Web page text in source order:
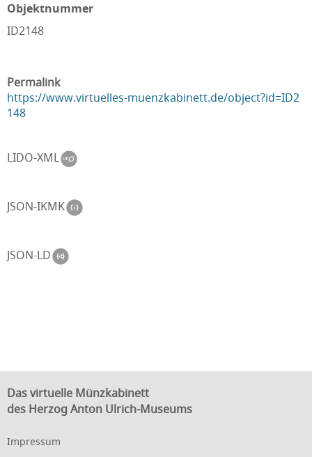
Objektnummer
ID2148
Permalink
https://www.virtuelles-muenzkabinett.de/object?id=ID2
148
LIDO-XML
JSON-IKMK
JSON-LD
Das virtuelle Münzkabinett
des Herzog Anton Ulrich-Museums
Impressum